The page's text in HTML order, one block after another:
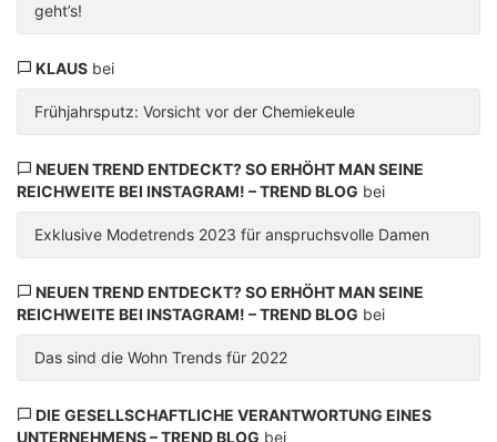
geht’s!
KLAUSbei
Frühjahrsputz: Vorsicht vor der Chemiekeule
NEUEN TREND ENTDECKT? SO ERHÖHT MAN SEINE
REICHWEITE BEI INSTAGRAM! – TREND BLOG bei
Exklusive Modetrends 2023 für anspruchsvolle Damen
NEUEN TREND ENTDECKT? SO ERHÖHT MAN SEINE
REICHWEITE BEI INSTAGRAM! – TREND BLOG bei
Das sind die Wohn Trends für 2022
DIE GESELLSCHAFTLICHE VERANTWORTUNG EINES
UNTERNEHMENS – TREND BLOG bei